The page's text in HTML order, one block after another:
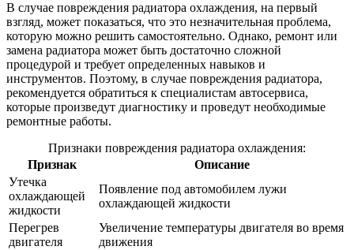
В случае повреждения радиатора охлаждения, на первый
взгляд, может показаться, что это незначительная проблема,
которую можно решить самостоятельно. Однако, ремонт или
замена радиатора может быть достаточно сложной
процедурой и требует определенных навыков и
инструментов. Поэтому, в случае повреждения радиатора,
рекомендуется обратиться к специалистам автосервиса,
которые произведут диагностику и проведут необходимые
ремонтные работы.
Признаки повреждения радиатора охлаждения:
Признак
Описание
Утечка
охлаждающей
жидкости
Появление под автомобилем лужи
охлаждающей жидкости
Перегрев
двигателя
Увеличение температуры двигателя во время
движения